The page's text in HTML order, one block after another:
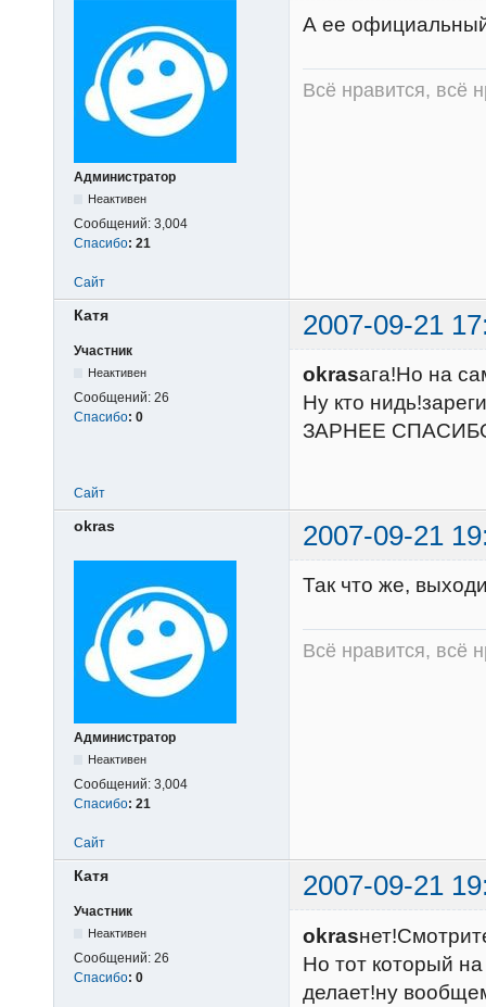
Администратор
Неактивен
Сообщений: 3,004
Спасибо: 21
А ее
Всё нравится, всё
Сайт
Катя 2007-09-21
Участник
Неактивен
Сообщений: 26
Спасибо: 0
okrasага!Но на
Ну кто
ЗАРНЕЕ
Сайт
okras 2007-09-21
Администратор
Неактивен
Сообщений: 3,004
Спасибо: 21
Так что же,
Всё нравится, всё
Сайт
Катя 2007-09-21
Участник
Неактивен
Сообщений: 26
Спасибо: 0
okras
Но тот который
делает!ну